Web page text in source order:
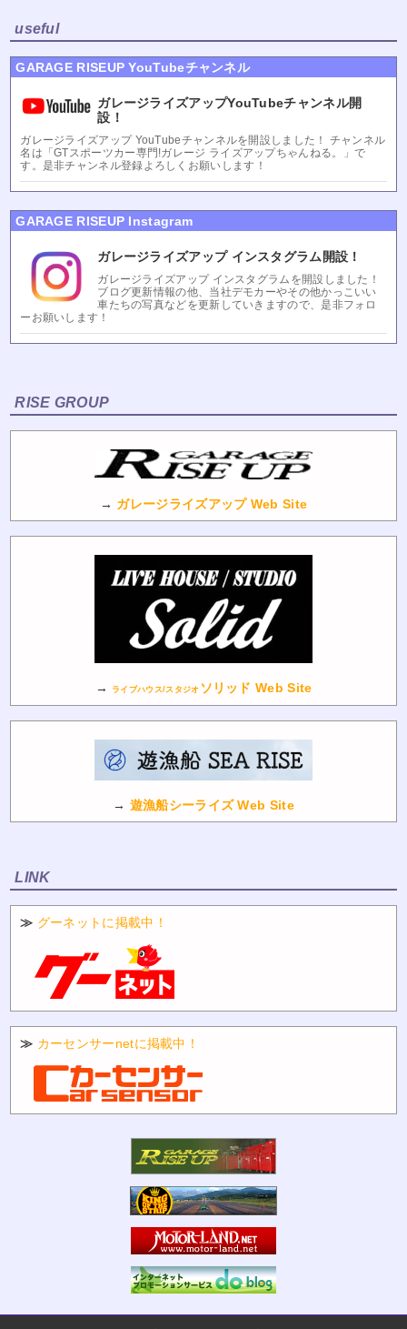
useful
GARAGE RISEUP YouTubeチャンネル
ガレージライズアップYouTubeチャンネル開
設！
ガレージライズアップ YouTubeチャンネルを開設しました！ チャンネル
名は「GTスポーツカー専門!ガレージ ライズアップちゃんねる。」で
す。是非チャンネル登録よろしくお願いします！
GARAGE RISEUP Instagram
ガレージライズアップ インスタグラム開設！
ガレージライズアップ インスタグラムを開設しました！
ブログ更新情報の他、当社デモカーやその他かっこいい
車たちの写真などを更新していきますので、是非フォロ
ーお願いします！
RISE GROUP
→ ガレージライズアップ Web Site
→ ライブハウス/スタジオ ソリッド Web Site
→ 遊漁船シーライズ Web Site
LINK
≫ グーネットに掲載中！
≫ カーセンサーnetに掲載中！